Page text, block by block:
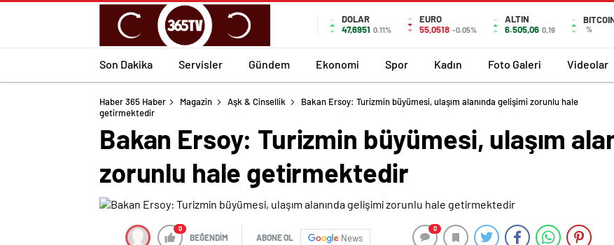
DOLAR
47,6951 0.11%
EURO
55,0518 -0.05%
ALTIN
6.505,06 0,19 %
Son Dakika Servisler Gündem Ekonomi Spor Kadın Foto Galeri Videolar
Haber 365 Haber Magazin Aşk & Cinsellik
Bakan Ersoy: Turizmin büyümesi, ulaşım alanında gelişimi zorunlu hale
getirmektedir
Bakan Ersoy: Turizmin büyümesi, ulaşım
zorunlu hale getirmektedir
0
BEĞENDİM ABONE OL News
0